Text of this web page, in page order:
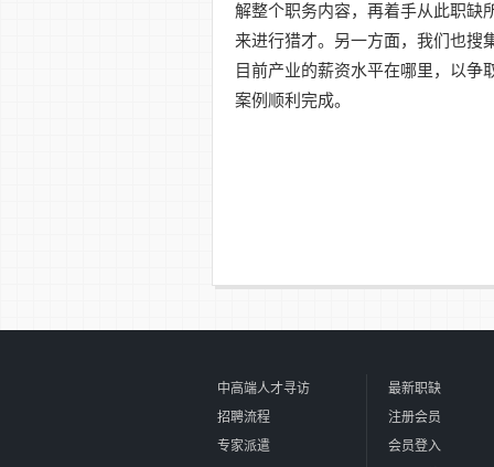
解整个职务内容，再着手从此职缺
来进行猎才。另一方面，我们也搜
目前产业的薪资水平在哪里，以争
案例顺利完成。
中高端人才寻访
招聘流程
专家派遣
最新职缺
注册会员
会员登入